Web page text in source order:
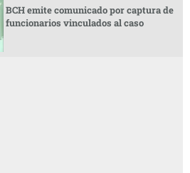
BCH emite comunicado por captura de
funcionarios vinculados al caso